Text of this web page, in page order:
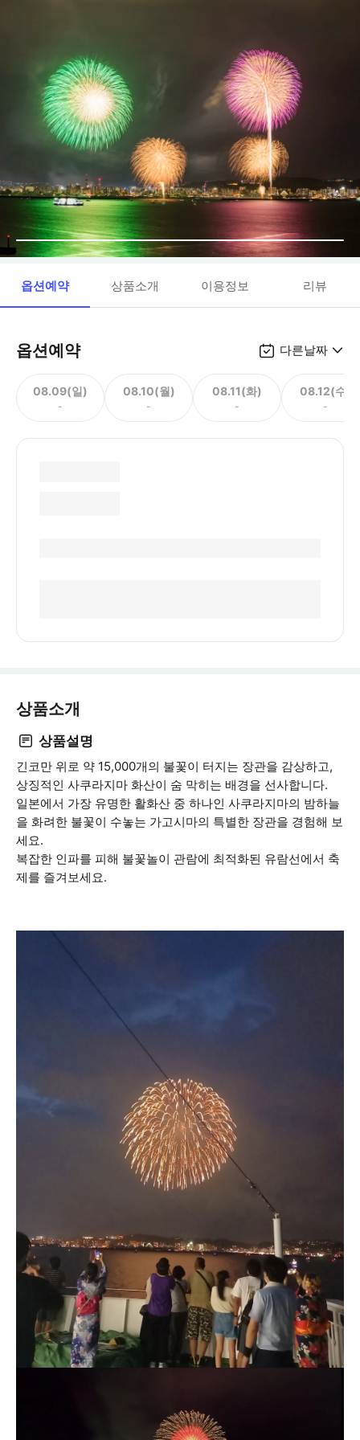
옵션예약 상품소개 이용정보 리뷰
옵션예약 다른날짜
08.09(일)
-
08.10(월)
-
08.11(화)
-
08.12(수)
-
상품소개
상품설명
긴코만 위로 약 15,000개의 불꽃이 터지는 장관을 감상하고,
상징적인 사쿠라지마 화산이 숨 막히는 배경을 선사합니다.
일본에서 가장 유명한 활화산 중 하나인 사쿠라지마의 밤하늘
을 화려한 불꽃이 수놓는 가고시마의 특별한 장관을 경험해 보
세요.
복잡한 인파를 피해 불꽃놀이 관람에 최적화된 유람선에서 축
제를 즐겨보세요.